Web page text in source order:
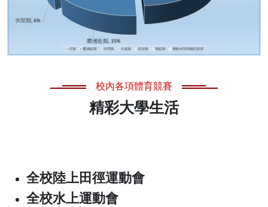
校內各項體育競賽
精彩大學生活
全校陸上田徑運動會
全校水上運動會